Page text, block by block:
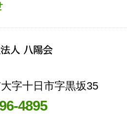
字十日市字黒坂35
4895